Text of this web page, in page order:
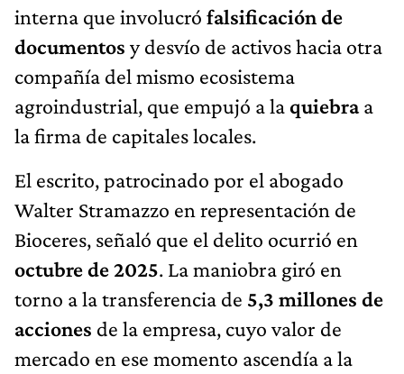
interna que involucró falsificación de
documentos y desvío de activos hacia otra
compañía del mismo ecosistema
agroindustrial, que empujó a la quiebraa
la firma de capitales locales.
El escrito, patrocinado por el abogado
Walter Stramazzo en representación de
Bioceres, señaló que el delito ocurrió en
octubre de 2025. La maniobra giró en
torno a la transferencia de 5,3 millones de
acciones de la empresa, cuyo valor de
mercado en ese momento ascendía a la